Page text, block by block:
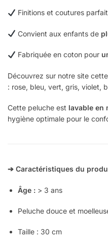
Finitions et coutures
Convient aux enfants de
Fabriquée en coton pour
Découvrez sur notre site
: rose, bleu, vert, gris, violet,
Cette peluche est lavable en
hygiène optimale pour le
➔ Caractéristiques du
Âge : > 3 ans
Peluche douce et
Taille : 30 cm